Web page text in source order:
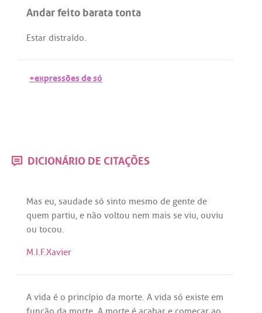
Andar feito barata tonta
Estar distraído.
+expressões de só
DICIONÁRIO DE CITAÇÕES
Mas eu, saudade só sinto mesmo de gente de
quem partiu, e não voltou nem mais se viu, ouviu
ou tocou.
M.I.F.Xavier
A vida é o princípio da morte. A vida só existe em